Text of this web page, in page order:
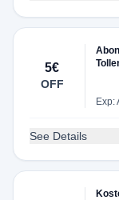
5€
OFF
Exp:
See Details